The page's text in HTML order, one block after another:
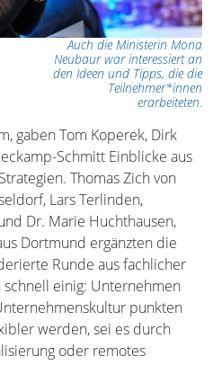
Auch die Ministerin Mona
Neubaur war interessiert an
den Ideen und Tipps, die die
Teilnehmer*innen
erarbeiteten.
gaben Tom Koperek, Dirk
Schmitt Einblicke aus
Thomas Zich von
Lars Terlinden,
Dr. Marie Huchthausen,
Dortmund ergänzten die
Runde aus fachlicher
schnell einig: Unternehmen
punkten
werden, sei es durch
oder remotes